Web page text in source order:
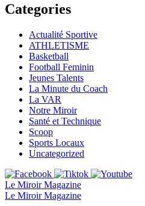
Categories
Actualité Sportive
ATHLETISME
Basketball
Football Feminin
Jeunes Talents
La Minute du Coach
La VAR
Notre Miroir
Santé et Technique
Scoop
Sports Locaux
Uncategorized
Le Miroir Magazine
Le Miroir Magazine